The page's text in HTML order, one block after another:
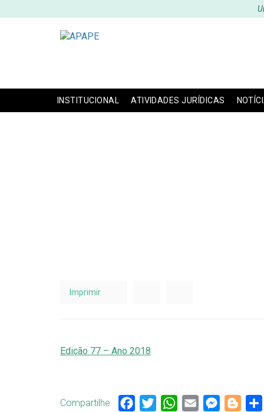
INSTITUCIONAL ATIVIDADES JURÍDICAS
Imprimir
Edição 77 – Ano 2018
Compartilhe Facebook
TwitterWhatsApp
Email